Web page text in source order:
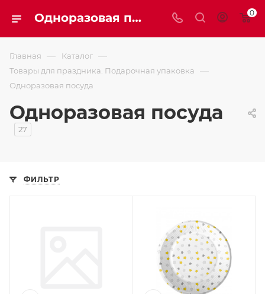
Одноразовая посуда 0
Главная — Каталог —
Товары для праздника. Подарочная упаковка —
Одноразовая посуда
Одноразовая посуда
27
ФИЛЬТР